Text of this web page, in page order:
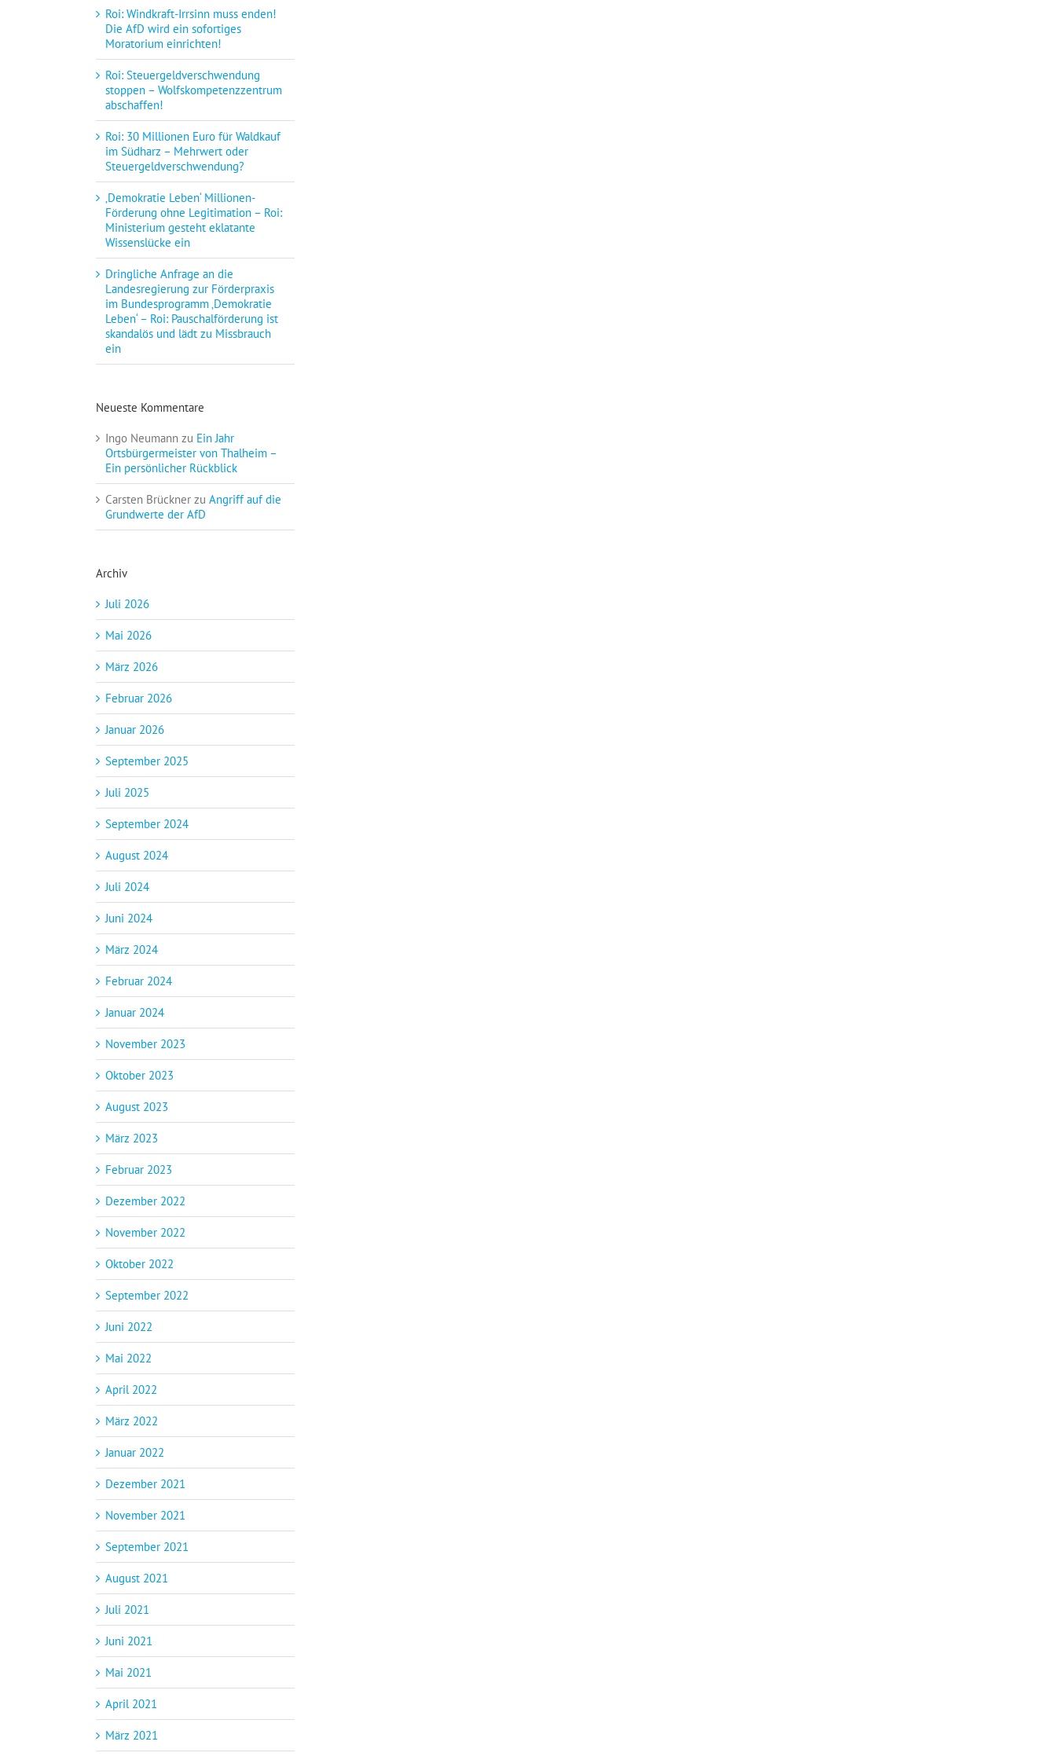
Roi: Windkraft-Irrsinn muss enden!
Die AfD wird ein sofortiges
Moratorium einrichten!
Roi: Steuergeldverschwendung
stoppen – Wolfskompetenzzentrum
abschaffen!
Roi: 30 Millionen Euro für Waldkauf
im Südharz – Mehrwert oder
Steuergeldverschwendung?
‚Demokratie Leben‘ Millionen-
Förderung ohne Legitimation – Roi:
Ministerium gesteht eklatante
Wissenslücke ein
Dringliche Anfrage an die
Landesregierung zur Förderpraxis
im Bundesprogramm ‚Demokratie
Leben‘ – Roi: Pauschalförderung ist
skandalös und lädt zu Missbrauch
ein
Neueste Kommentare
Ingo Neumann zu Ein Jahr
Ortsbürgermeister von Thalheim –
Ein persönlicher Rückblick
Carsten Brückner zu Angriff auf die
Grundwerte der AfD
Archiv
Juli 2026
Mai 2026
März 2026
Februar 2026
Januar 2026
September 2025
Juli 2025
September 2024
August 2024
Juli 2024
Juni 2024
März 2024
Februar 2024
Januar 2024
November 2023
Oktober 2023
August 2023
März 2023
Februar 2023
Dezember 2022
November 2022
Oktober 2022
September 2022
Juni 2022
Mai 2022
April 2022
März 2022
Januar 2022
Dezember 2021
November 2021
September 2021
August 2021
Juli 2021
Juni 2021
Mai 2021
April 2021
März 2021